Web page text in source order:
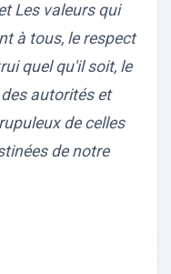
Les valeurs qui
à tous, le respect
quel qu'il soit, le
autorités et
de celles
de notre